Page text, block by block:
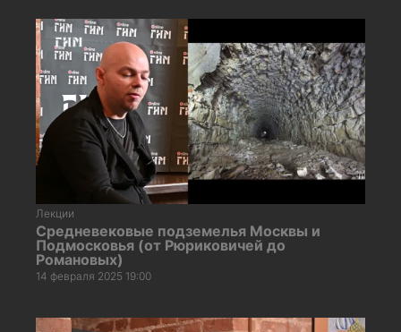
Лекции
Средневековые подземелья Москвы и
Подмосковья (от Рюриковичей до
Романовых)
14 февраля 2025 19:00